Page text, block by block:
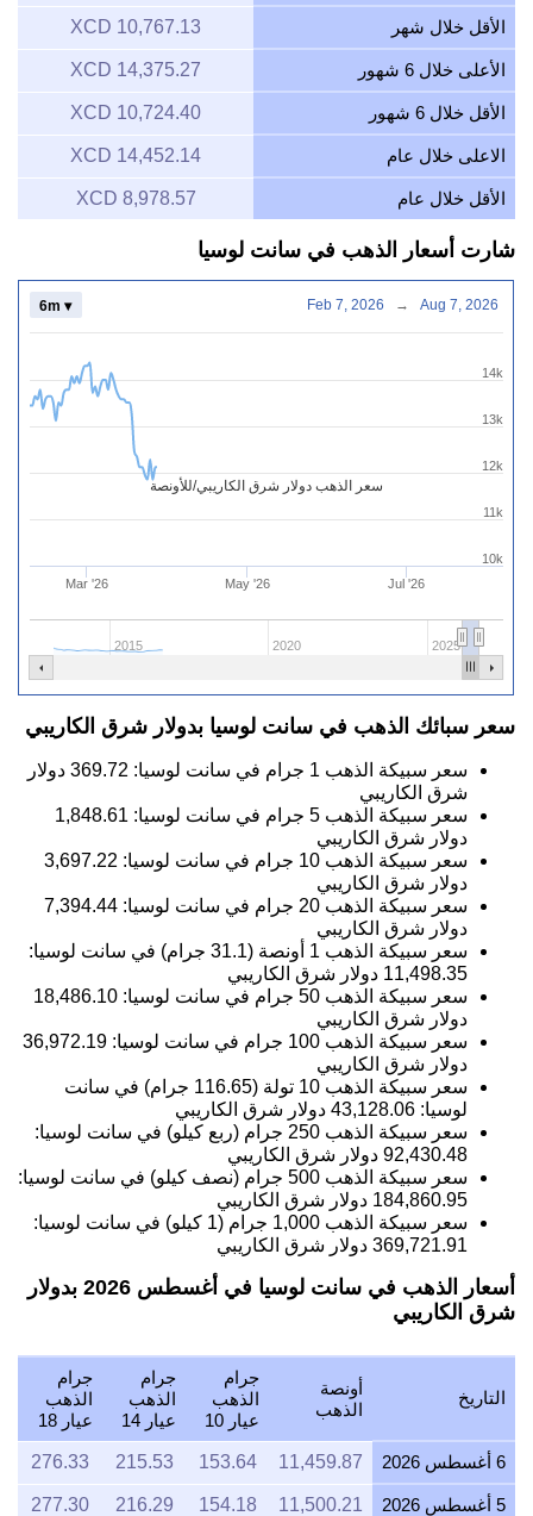
الأقل خلال شهر 10,767.13 XCD
الأعلى خلال 6 شهور 14,375.27 XCD
الأقل خلال 6 شهور 10,724.40 XCD
الاعلى خلال عام 14,452.14 XCD
الأقل خلال عام 8,978.57 XCD
شارت أسعار الذهب في سانت لوسيا
سعر الذهب دولار شرق الكاريبي/للأونصة
Mar '26 May '26 Jul '26
2015 2020 2025
10k
11k
12k
13k
14k
6m ▾ Feb 7, 2026 → Aug 7, 2026
سعر سبائك الذهب في سانت لوسيا بدولار شرق الكاريبي
سعر سبيكة الذهب 1 جرام في سانت لوسيا: 369.72 دولار
شرق الكاريبي
سعر سبيكة الذهب 5 جرام في سانت لوسيا:
1,848.61
دولار شرق الكاريبي
سعر سبيكة الذهب 10 جرام في سانت لوسيا:
3,697.22
دولار شرق الكاريبي
سعر سبيكة الذهب 20 جرام في سانت لوسيا:
7,394.44
دولار شرق الكاريبي
سعر سبيكة الذهب 1 أونصة (31.1 جرام) في سانت لوسيا:
11,498.35 دولار شرق الكاريبي
سعر سبيكة الذهب 50 جرام في سانت لوسيا:
18,486.10
دولار شرق الكاريبي
سعر سبيكة الذهب 100 جرام في سانت لوسيا:
36,972.19
دولار شرق الكاريبي
سعر سبيكة الذهب 10 تولة (116.65 جرام) في سانت
لوسيا: 43,128.06 دولار شرق الكاريبي
سعر سبيكة الذهب 250 جرام (ربع كيلو) في سانت لوسيا:
92,430.48 دولار شرق الكاريبي
سعر سبيكة الذهب 500 جرام (نصف كيلو) في سانت لوسيا:
184,860.95 دولار شرق الكاريبي
سعر سبيكة الذهب 1,000 جرام (1 كيلو) في سانت لوسيا:
369,721.91 دولار شرق الكاريبي
أسعار الذهب في سانت لوسيا في أغسطس 2026 بدولار
شرق الكاريبي
التاريخ
أونصة
الذهب
جرام
الذهب
عيار 10
جرام
الذهب
عيار 14
جرام
الذهب
عيار 18
6 أغسطس 2026 11,459.87
153.64
215.53
276.33
5 أغسطس 2026 11,500.21
154.18
216.29
277.30